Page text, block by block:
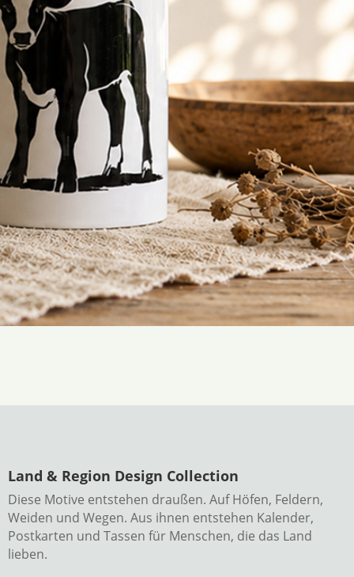
Land & Region Design Collection
Diese Motive entstehen draußen. Auf Höfen, Feldern,
Weiden und Wegen. Aus ihnen entstehen Kalender,
Postkarten und Tassen für Menschen, die das Land
lieben.